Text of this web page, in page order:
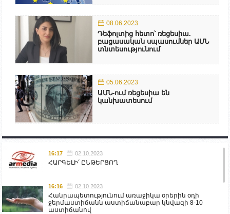
08.06.2023
Դեֆոլտից հետո՝ ռեցեսիա.
բացասական սպասումներ ԱՄՆ
տնտեսությունում
05.06.2023
ԱՄՆ-ում ռեցեսիա են
կանխատեսում
16:17 02.10.2023
ՀԱՐԳԵԼԻ՛ ԸՆԹԵՐՑՈՂ
16:16 02.10.2023
Հանրապետությունում առաջիկա օրերին օդի
ջերմաստիճանն աստիճանաբար կնվազի 8-10
աստիճանով